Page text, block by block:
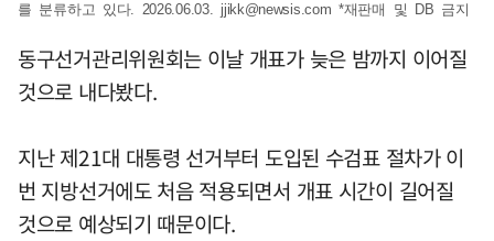
를 분류하고 있다. 2026.06.03. jjikk@newsis.com *재판매 및 DB 금지
동구선거관리위원회는 이날 개표가 늦은 밤까지 이어질
것으로 내다봤다.
지난 제21대 대통령 선거부터 도입된 수검표 절차가 이
번 지방선거에도 처음 적용되면서 개표 시간이 길어질
것으로 예상되기 때문이다.